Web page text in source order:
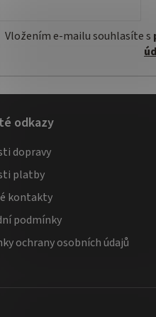
Vložením e-mailu souhlasíte s
odkazy
dopravy
platby
kontakty
podmínky
ochrany osobních údajů